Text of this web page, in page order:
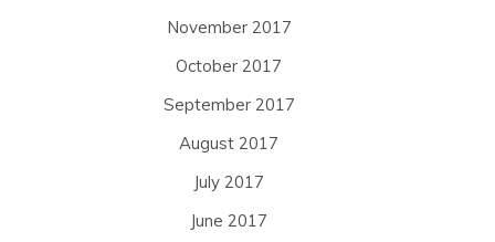
November 2017
October 2017
September 2017
August 2017
July 2017
June 2017